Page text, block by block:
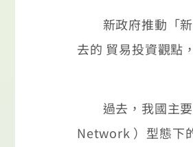
新政府推動「新
去的 貿易投資觀點
過去，我國主要
Network ）型態下